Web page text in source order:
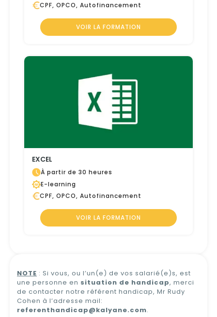
CPF, OPCO, Autofinancement
VOIR LA FORMATION
EXCEL
À partir de 30 heures
E-learning
CPF, OPCO, Autofinancement
VOIR LA FORMATION
NOTE : Si vous, ou l’un(e) de vos salarié(e)s, est
une personne en situation de handicap, merci
de contacter notre référent handicap, Mr Rudy
Cohen à l’adresse mail:
referenthandicap@kalyane.com.